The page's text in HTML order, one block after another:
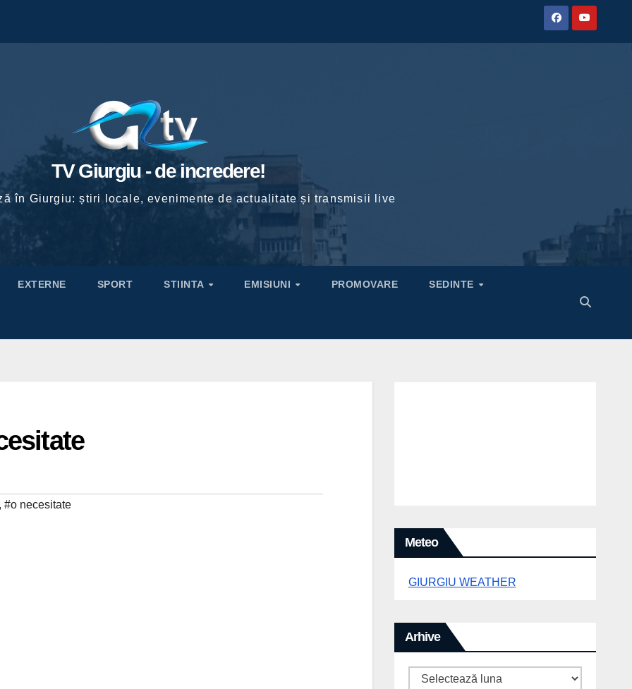
TV Giurgiu - de incredere!
în Giurgiu: știri locale, evenimente de actualitate și transmisii live
EXTERNE SPORT STIINTA EMISIUNI PROMOVARE SEDINTE
, #o necesitate
Meteo
GIURGIU WEATHER
Arhive
Arhive